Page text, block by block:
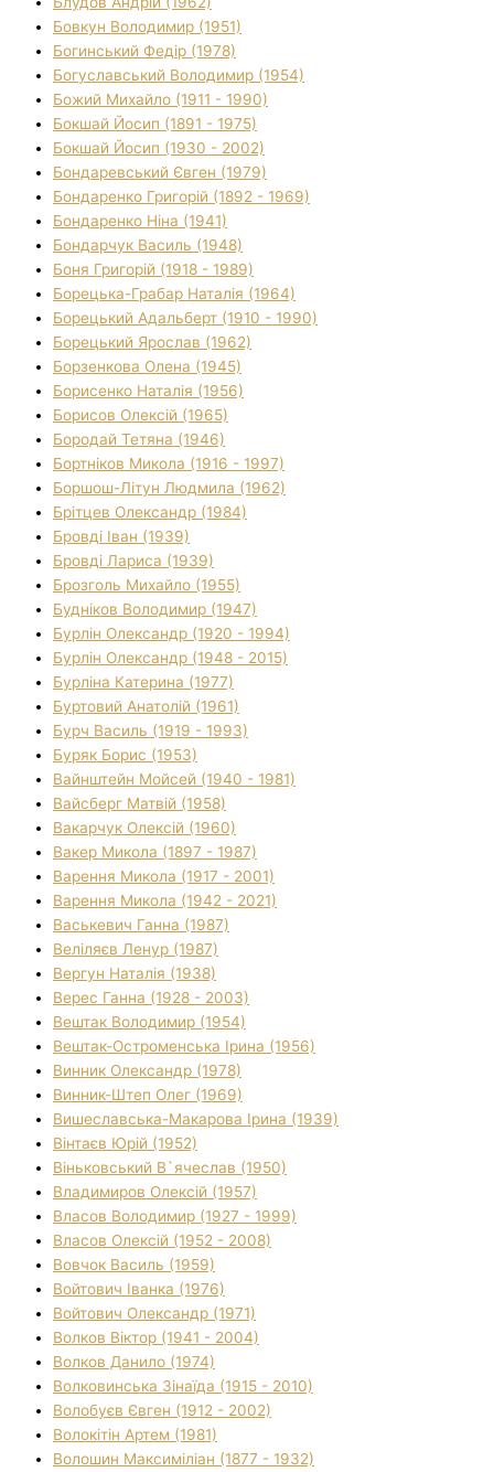
Бовкун Володимир (1951)
Богинський Федір (1978)
Богуславський Володимир (1954)
Божий Михайло (1911 - 1990)
Бокшай Йосип (1891 - 1975)
Бокшай Йосип (1930 - 2002)
Бондаревський Євген (1979)
Бондаренко Григорій (1892 - 1969)
Бондаренко Ніна (1941)
Бондарчук Василь (1948)
Боня Григорій (1918 - 1989)
Борецька-Грабар Наталія (1964)
Борецький Адальберт (1910 - 1990)
Борецький Ярослав (1962)
Борзенкова Олена (1945)
Борисенко Наталія (1956)
Борисов Олексій (1965)
Бородай Тетяна (1946)
Бортніков Микола (1916 - 1997)
Боршош-Літун Людмила (1962)
Брітцев Олександр (1984)
Бровді Іван (1939)
Бровді Лариса (1939)
Брозголь Михайло (1955)
Будніков Володимир (1947)
Бурлін Олександр (1920 - 1994)
Бурлін Олександр (1948 - 2015)
Бурліна Катерина (1977)
Буртовий Анатолій (1961)
Бурч Василь (1919 - 1993)
Буряк Борис (1953)
Вайнштейн Мойсей (1940 - 1981)
Вайсберг Матвій (1958)
Вакарчук Олексій (1960)
Вакер Микола (1897 - 1987)
Варення Микола (1917 - 2001)
Варення Микола (1942 - 2021)
Васькевич Ганна (1987)
Веліляєв Ленур (1987)
Вергун Наталія (1938)
Верес Ганна (1928 - 2003)
Вештак Володимир (1954)
Вештак-Остроменська Ірина (1956)
Винник Олександр (1978)
Винник-Штеп Олег (1969)
Вишеславська-Макарова Ірина (1939)
Вінтаєв Юрій (1952)
Віньковський В`ячеслав (1950)
Владимиров Олексій (1957)
Власов Володимир (1927 - 1999)
Власов Олексій (1952 - 2008)
Вовчок Василь (1959)
Войтович Іванка (1976)
Войтович Олександр (1971)
Волков Віктор (1941 - 2004)
Волков Данило (1974)
Волковинська Зінаїда (1915 - 2010)
Волобуєв Євген (1912 - 2002)
Волокітін Артем (1981)
Волошин Максиміліан (1877 - 1932)